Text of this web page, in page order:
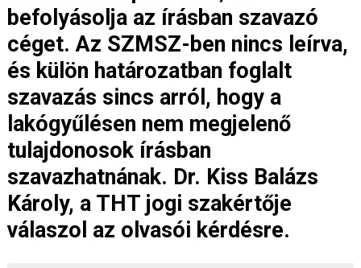
befolyásolja az írásban szavazó
céget. Az SZMSZ-ben nincs leírva,
és külön határozatban foglalt
szavazás sincs arról, hogy a
lakógyűlésen nem megjelenő
tulajdonosok írásban
szavazhatnának. Dr. Kiss Balázs
Károly, a THT jogi szakértője
válaszol az olvasói kérdésre.